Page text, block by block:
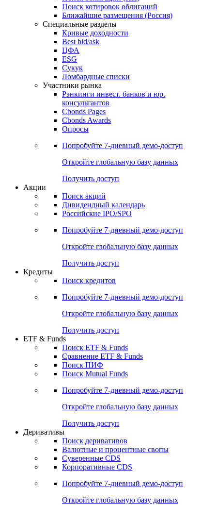
Облигации
Поиски
Поиск облигаций & Карты рынка
Поиск облигаций (ИИ)
Поиск котировок облигаций
Ближайшие размещения (Россия)
Специальные разделы
Кривые доходности
Best bid/ask
ЦФА
ESG
Сукук
Ломбардные списки
Участники рынка
Рэнкинги инвест. банков и юр.
Cbonds Pages
Опросы
Попробуйте7-дневный
Откройте глобальную базу данных
Получить доступ
Поиск акций
Российские IPO/SPO
Попробуйте7-дневный
Откройте глобальную базу данных
Получить доступ
Поиск кредитов
Попробуйте7-дневный
Откройте глобальную базу данных
Получить доступ
ETF & Funds
Сравнение ETF & Funds
Поиск Mutual Funds
Попробуйте7-дневный
Откройте глобальную базу данных
Получить доступ
Деривативы
Валютные и процентные свопы
Корпоративные CDS